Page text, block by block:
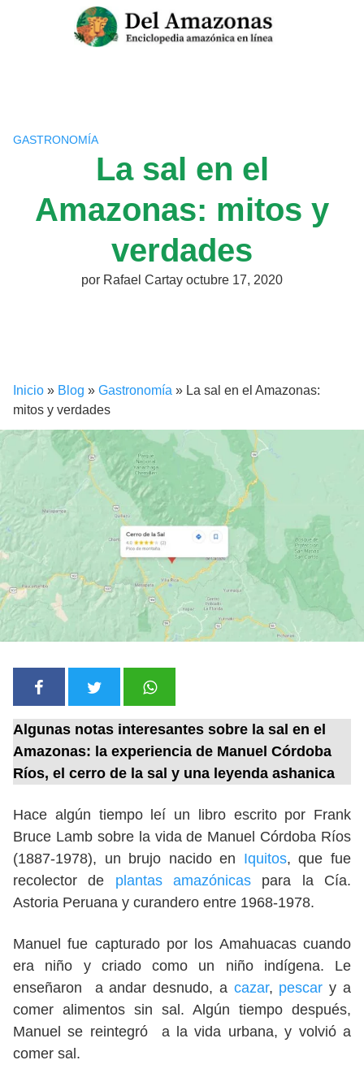
GASTRONOMÍA
La sal en el
Amazonas: mitos y
verdades
por Rafael Cartay octubre 17, 2020
Inicio » Blog » Gastronomía » La sal en el Amazonas:
mitos y verdades
Algunas notas interesantes sobre la sal en el
Amazonas: la experiencia de Manuel Córdoba
Ríos, el cerro de la sal y una leyenda ashanica
Hace algún tiempo leí un libro escrito por Frank
Bruce Lamb sobre la vida de Manuel Córdoba Ríos
(1887-1978), un brujo nacido en Iquitos, que fue
recolector de plantas amazónicas para la Cía.
Astoria Peruana y curandero entre 1968-1978.
Manuel fue capturado por los Amahuacas cuando
era niño y criado como un niño indígena. Le
enseñaron a andar desnudo, a cazar, pescary a
comer alimentos sin sal. Algún tiempo después,
Manuel se reintegró a la vida urbana, y volvió a
comer sal.